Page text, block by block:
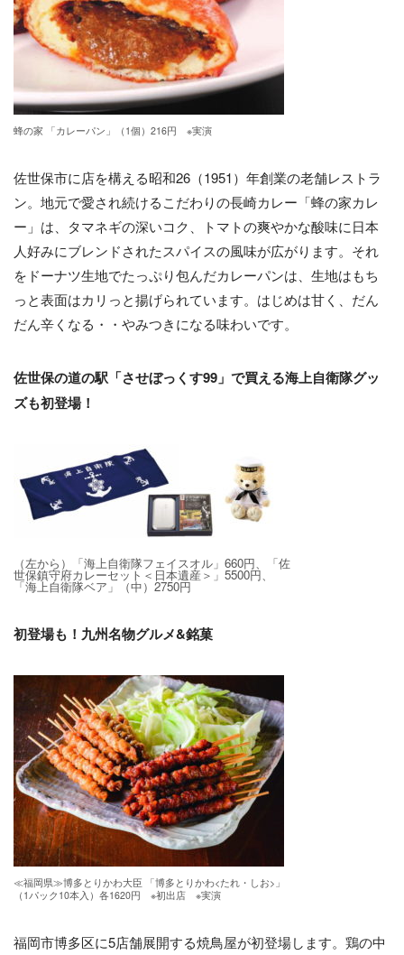
蜂の家 「カレーパン」（1個）216円 ※実演
佐世保市に店を構える昭和26（1951）年創業の老舗レストラ
ン。地元で愛され続けるこだわりの長崎カレー「蜂の家カレ
ー」は、タマネギの深いコク、トマトの爽やかな酸味に日本
人好みにブレンドされたスパイスの風味が広がります。それ
をドーナツ生地でたっぷり包んだカレーパンは、生地はもち
っと表面はカリっと揚げられています。はじめは甘く、だん
だん辛くなる・・やみつきになる味わいです。
佐世保の道の駅「させぼっくす99」で買える海上自衛隊グッ
ズも初登場！
（左から）「海上自衛隊フェイスオル」660円、「佐
世保鎮守府カレーセット＜日本遺産＞」5500円、
「海上自衛隊ベア」（中）2750円
初登場も！九州名物グルメ&銘菓
≪福岡県≫博多とりかわ大臣 「博多とりかわ<たれ・しお>」
（1パック10本入）各1620円 ※初出店 ※実演
福岡市博多区に5店舗展開する焼鳥屋が初登場します。鶏の中